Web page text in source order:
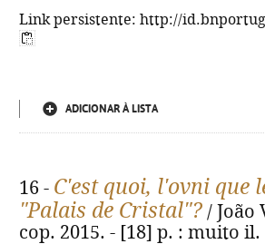
Link persistente: http://
ADICIONAR À LISTA
16 - C'est quoi, l'ovni que
"Palais de Cristal"? / João
cop. 2015. - [18] p. : muito